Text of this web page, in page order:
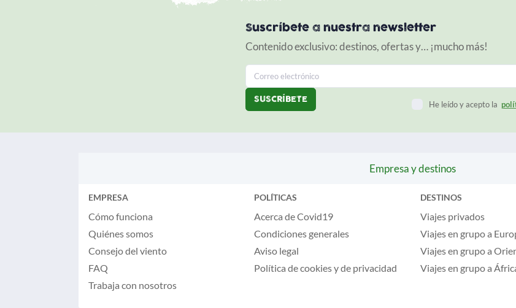
Suscríbete a nuestra newsletter
Contenido exclusivo: destinos, ofertas y… ¡mucho más!
He leído y acepto la
Empresa y destinos
EMPRESA
Cómo funciona
Quiénes somos
Consejo del viento
FAQ
Trabaja con nosotros
POLÍTICAS
Acerca de Covid19
Condiciones generales
Aviso legal
Política de cookiesyde privacidad
DESTINOS
Viajes privados
Viajes en grupo a
Viajes en grupo a
Viajes en grupo a